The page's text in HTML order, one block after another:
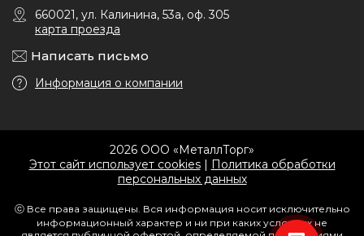
660021, ул. Калинина, 53а, оф. 305
карта проезда
Написать письмо
Информация о компании
2026 ООО «МеталлТорг»
Этот сайт использует cookies| Политика обработки
персональных данных
ⓒ Все права защищены. Вся информация носит исключительно
информационный характер и ни при каких условиях не